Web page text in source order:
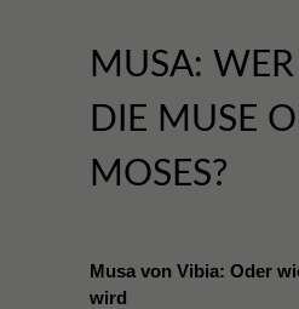
MUSA: WER
DIE MUSE
MOSES?
Musa von Vibia: Oder
wird